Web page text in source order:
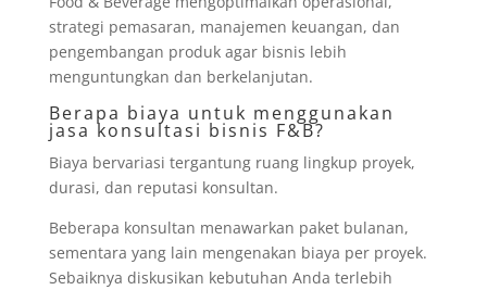
strategi pemasaran, manajemen keuangan, dan
pengembangan produk agar bisnis lebih
menguntungkan dan berkelanjutan.
Berapa biaya untuk menggunakan
jasa konsultasi bisnis F&B?
Biaya bervariasi tergantung ruang lingkup proyek,
durasi, dan reputasi konsultan.
Beberapa konsultan menawarkan paket bulanan,
sementara yang lain mengenakan biaya per proyek.
Sebaiknya diskusikan kebutuhan Anda terlebih